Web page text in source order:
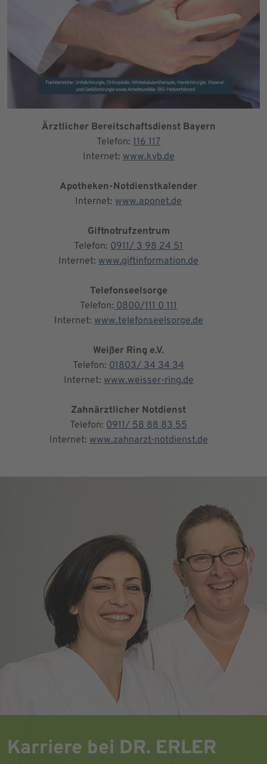
Ärztlicher Bereitschaftsdienst Bayern
Telefon:116 117
Internet: www.kvb.de
Apotheken-Notdienstkalender
Internet: www.aponet.de
Giftnotrufzentrum
Telefon: 0911/ 3 98 24 51
Internet: www.giftinformation.de
Telefonseelsorge
Telefon: 0800/111 0 111
Internet: www.telefonseelsorge.de
Weißer Ring e.V.
Telefon: 01803/ 34 34 34
Internet: www.weisser-ring.de
Zahnärztlicher Notdienst
Telefon: 0911/ 58 88 83 55
Internet: www.zahnarzt-notdienst.de
Karriere bei DR. ERLER